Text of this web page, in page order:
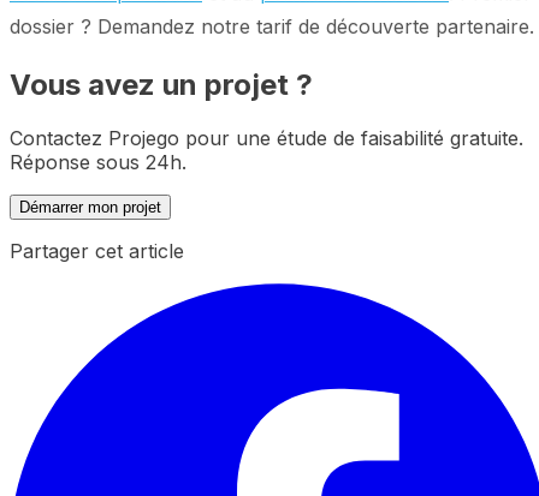
dossier ? Demandez notre tarif de découverte partenaire.
Vous avez un projet ?
Contactez Projego pour une étude de faisabilité gratuite.
Réponse sous 24h.
Démarrer mon projet
Partager cet article